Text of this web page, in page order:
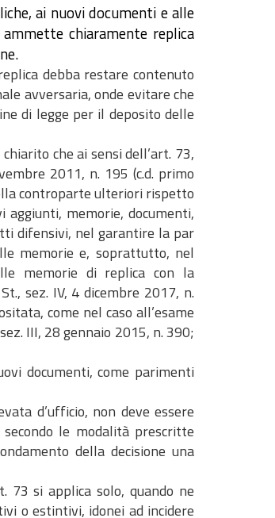
ai nuovi documenti e alle
chiaramente replica
debba restare contenuto
avversaria, onde evitare che
di legge per il deposito delle
che ai sensi dell’art. 73,
2011, n. 195 (c.d. primo
controparte ulteriori rispetto
memorie, documenti,
difensivi, nel garantire la par
memorie e, soprattutto, nel
memorie di replica con la
sez. IV, 4 dicembre 2017, n.
come nel caso all’esame
III, 28 gennaio 2015, n. 390;
documenti, come parimenti
d’ufficio, non deve essere
le modalità prescritte
della decisione una
73 si applica solo, quando ne
o estintivi, idonei ad incidere